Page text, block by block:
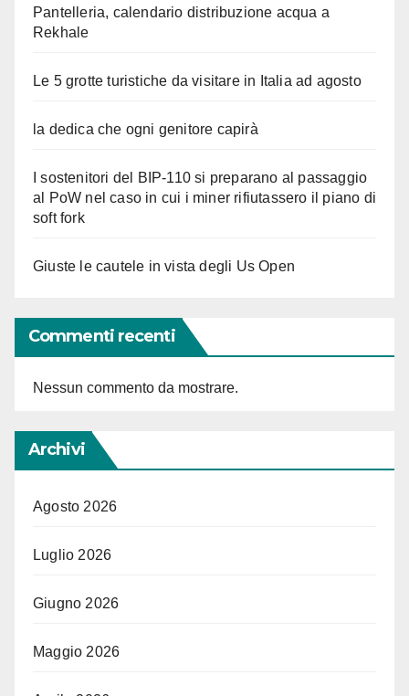
Pantelleria, calendario distribuzione acqua a
Rekhale
Le 5 grotte turistiche da visitare in Italia ad agosto
la dedica che ogni genitore capirà
I sostenitori del BIP-110 si preparano al passaggio
al PoW nel caso in cui i miner rifiutassero il piano di
soft fork
Giuste le cautele in vista degli Us Open
Commenti recenti
Nessun commento da mostrare.
Archivi
Agosto 2026
Luglio 2026
Giugno 2026
Maggio 2026